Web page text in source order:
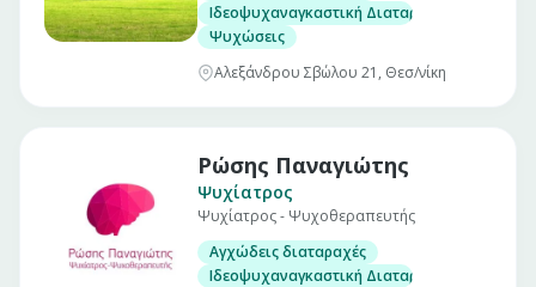
Ιδεοψυχαναγκαστική Διαταραχή
Ψυχώσεις
Αλεξάνδρου Σβώλου 21, Θεσ/νίκη
Ρώσης Παναγιώτης
Ψυχίατρος
Ψυχίατρος - Ψυχοθεραπευτής
Αγχώδεις διαταραχές
Ιδεοψυχαναγκαστική Διαταραχή